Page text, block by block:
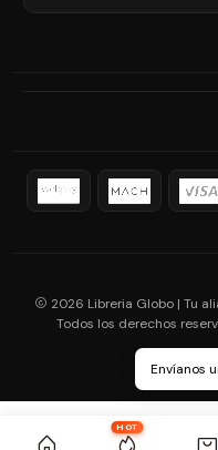
HOT
2026 Libreria Globo | Tu
Todos los derechos
Envíanos